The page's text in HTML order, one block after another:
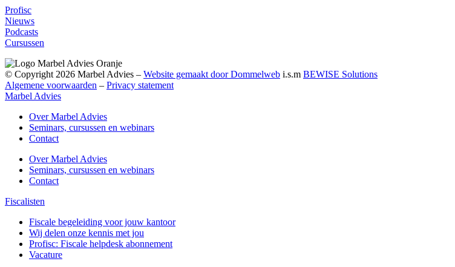
Profisc
Nieuws
Podcasts
Cursussen
© Copyright 2026 Marbel Advies – Website gemaakt door Dommelweb i.s.m BEWISE Solutions
Algemene voorwaarden – Privacy statement
Marbel Advies
Over Marbel Advies
Seminars, cursussen en webinars
Contact
Over Marbel Advies
Seminars, cursussen en webinars
Contact
Fiscalisten
Fiscale begeleiding voor jouw kantoor
Wij delen onze kennis met jou
Profisc: Fiscale helpdesk abonnement
Vacature